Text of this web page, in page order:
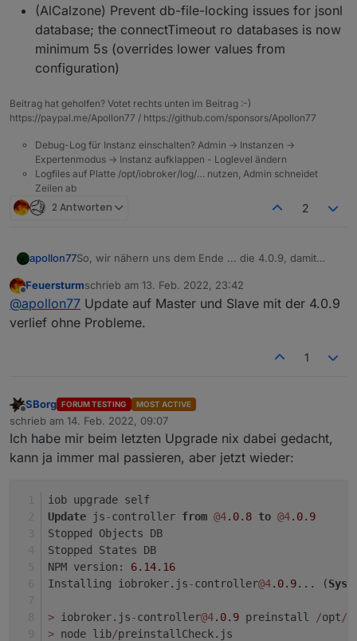
(AlCalzone) Prevent db-file-locking issues for jsonl
database; the connectTimeout ro databases is now
minimum 5s (overrides lower values from
configuration)
Beitrag hat geholfen? Votet rechts unten im Beitrag :-)
https://paypal.me/Apollon77 / https://github.com/sponsors/Apollon77
Debug-Log für Instanz einschalten? Admin -> Instanzen ->
Expertenmodus -> Instanz aufklappen - Loglevel ändern
Logfiles auf Platte /opt/iobroker/log/… nutzen, Admin schneidet
Zeilen ab
2 Antworten 2
apollon77So, wir nähern uns dem Ende ... die 4.0.9, damit
auf dem Weg ins Latest Repo:
4.0.9 (2022-02-13)
(foxriver76) dependency check on instance
deletion: hostname has to be relative to
(foxriver76) fix setInterval method for adapters
databases is now minimum 5s (overrides lower
values from configuration)
Offline
Feuersturmschrieb am 13. Feb. 2022, 23:42
zuletzt editiert von
@apollon77 Update auf Master und Slave mit der 4.0.9
verlief ohne Probleme.
1
Offline
SBorg FORUM TESTING MOST ACTIVE
schrieb am 14. Feb. 2022, 09:07
zuletzt editiert von
Ich habe mir beim letzten Upgrade nix dabei gedacht,
kann ja immer mal passieren, aber jetzt wieder:
iob upgrade self
Update js-controller from @4.0.8 to @4.0.9
Stopped Objects DB
Stopped States DB
NPM version: 6.14.16
Installing iobroker.js-controller@4.0.9... (
> iobroker.js-controller@4.0.9 preinstall /opt/
> node lib/preinstallCheck.js